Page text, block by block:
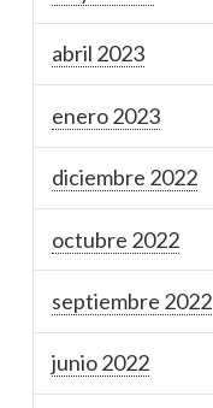
abril 2023
enero 2023
diciembre 2022
octubre 2022
septiembre 2022
junio 2022